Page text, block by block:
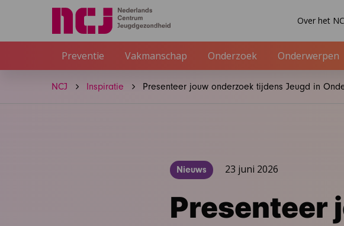
Over het
Preventie Vakmanschap Onderzoek Onderwerpen
NCJ Inspiratie Presenteer jouw onderzoek tijdens Jeugd in
Nieuws 23 juni 2026
Presenteer